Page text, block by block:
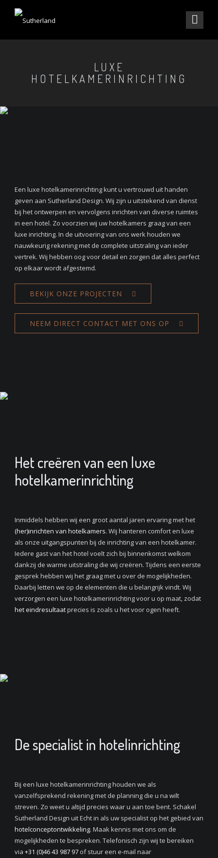
LUXE
HOTELKAMERINRICHTING
Een luxe hotelkamerinrichting kunt u vertrouwd uit handen
geven aan Sutherland Design. Wij zijn u uitstekend van dienst
bij het ontwerpen en vervolgens inrichten van diverse ruimtes
in een hotel. Zo voorzien wij uw hotelkamers graag van een
luxe inrichting. In de uitvoering van ons werk houden we
nauwkeurig rekening met de complete uitstraling van ieder
vertrek. Wij hebben oog voor detail en zorgen dat alles perfect
op elkaar wordt afgestemd.
BEKIJK ONZE PROJECTEN
NEEM DIRECT CONTACT MET ONS OP
Het creëren van een luxe
hotelkamerinrichting
Inmiddels hebben wij een groot aantal jaren ervaring met het
(her)inrichten van hotelkamers. Wij hanteren comfort en luxe
als onze uitgangspunten bij de inrichting van een hotelkamer.
Iedere gast van het hotel voelt zich bij binnenkomst welkom
dankzij de warme uitstraling die wij creëren. Tijdens een eerste
gesprek hebben wij het graag met u over de mogelijkheden.
Daarbij letten we op de elementen die u belangrijk vindt. Wij
verzorgen een luxe hotelkamerinrichting voor u op maat, zodat
het eindresultaatprecies is zoals u het voor ogen heeft.
De specialist in hotelinrichting
Bij een luxe hotelkamerinrichting houden we als
vanzelfsprekend rekening met de planning die u na wilt
streven. Zo weet u altijd precies waar u aan toe bent. Schakel
Sutherland Design uit Echt in als uw specialist op het gebied van
hotelconceptontwikkeling. Maak kennis met ons om de
mogelijkheden te bespreken. Telefonisch zijn wij te bereiken
via +31 (0)46 43 987 97 of stuur een e-mail naar